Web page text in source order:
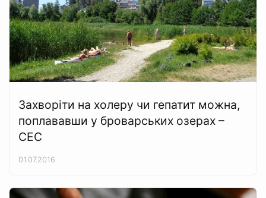
Захворіти на холеру чи гепатит можна,
поплававши у броварських озерах –
СЕС
01.07.2016